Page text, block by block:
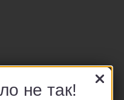
не так!